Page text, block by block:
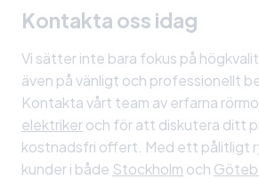
Kontakta oss idag
Vi sätter inte bara fokus på
även på vänligt och professionellt
Kontakta vårt team av erfarna
elektrikeroch för att diskutera ditt
kostnadsfri offert. Med ett pålitligt
kunder i både Stockholm och